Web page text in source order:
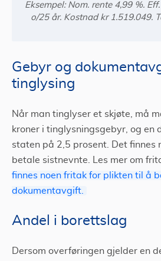
Eksempel: Nom. rente 4,99 %.
o/25 år. Kostnad kr 1.519.049.
Gebyr og
tinglysing
Når man tinglyser et skjøte, må
kroner i tinglysningsgebyr, og en
staten på 2,5 prosent. Det finnes
betale sistnevnte. Les mer om
finnes noen fritak for plikten til å
dokumentavgift.
Andel i borettslag
Dersom overføringen gjelder en